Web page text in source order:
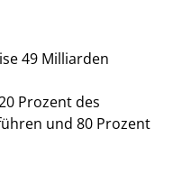
49 Milliarden
Prozent des
und 80 Prozent